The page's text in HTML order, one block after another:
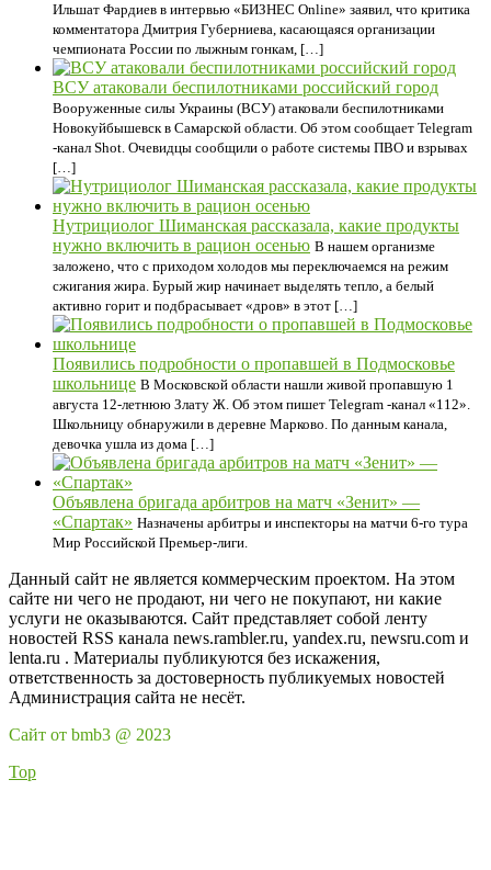
Ильшат Фардиев в интервью «БИЗНЕС Online» заявил, что критика
комментатора Дмитрия Губерниева, касающаяся организации
чемпионата России по лыжным гонкам, […]
ВСУ атаковали беспилотниками российский город
Вооруженные силы Украины (ВСУ) атаковали беспилотниками
Новокуйбышевск в Самарской области. Об этом сообщает Telegram
-канал Shot. Очевидцы сообщили о работе системы ПВО и взрывах
[…]
Нутрициолог Шиманская рассказала, какие продукты
нужно включить в рацион осенью В нашем организме
заложено, что с приходом холодов мы переключаемся на режим
сжигания жира. Бурый жир начинает выделять тепло, а белый
активно горит и подбрасывает «дров» в этот […]
Появились подробности о пропавшей в Подмосковье
школьнице В Московской области нашли живой пропавшую 1
августа 12-летнюю Злату Ж. Об этом пишет Telegram -канал «112».
Школьницу обнаружили в деревне Марково. По данным канала,
девочка ушла из дома […]
Объявлена бригада арбитров на матч «Зенит» —
«Спартак» Назначены арбитры и инспекторы на матчи 6-го тура
Мир Российской Премьер-лиги.
Данный сайт не является коммерческим проектом. На этом
сайте ни чего не продают, ни чего не покупают, ни какие
услуги не оказываются. Сайт представляет собой ленту
новостей RSS канала news.rambler.ru, yandex.ru, newsru.com и
lenta.ru . Материалы публикуются без искажения,
ответственность за достоверность публикуемых новостей
Администрация сайта не несёт.
Сайт от bmb3 @ 2023
Top